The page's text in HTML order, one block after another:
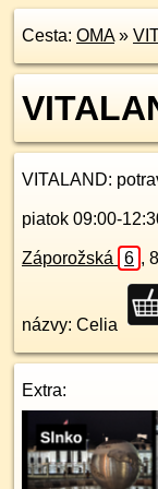
Cesta: OMA»
VITALAND:
piatok 09:00-
Záporožská 6 ,
názvy: Celia
Extra: